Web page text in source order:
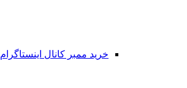
خرید ممبر کانال اینستاگرام